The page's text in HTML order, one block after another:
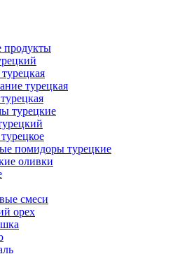
продукты
турецкая
турецкие
помидоры турецкие
оливки
смеси
орех